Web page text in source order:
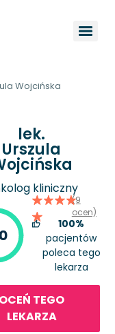
Wojcińska
lek.
Urszula
kliniczny
(9
ocen)
100%
pacjentów
poleca tego
lekarza
OCEŃ TEGO
LEKARZA